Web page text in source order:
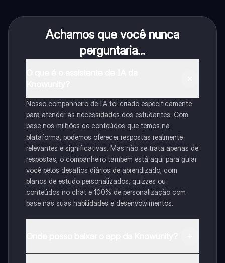
Achamos que você nunca
perguntaria...
Nosso companheiro de IA foi criado especificamente
para atender às necessidades dos estudantes. Com
base nos milhões de conteúdos que temos na
plataforma, podemos oferecer respostas realmente
relevantes e significativas. Mas não se trata apenas de
respostas, o companheiro também está aqui para guiar
você pelos desafios diários de aprendizado, com
planos de estudo personalizados, quizzes ou
conteúdos no chat e 100% de personalização com
base nas suas habilidades e desenvolvimentos.